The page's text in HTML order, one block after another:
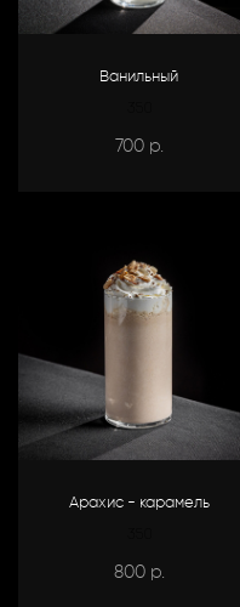
Ванильный
700 р.
Арахис - карамель
800 р.